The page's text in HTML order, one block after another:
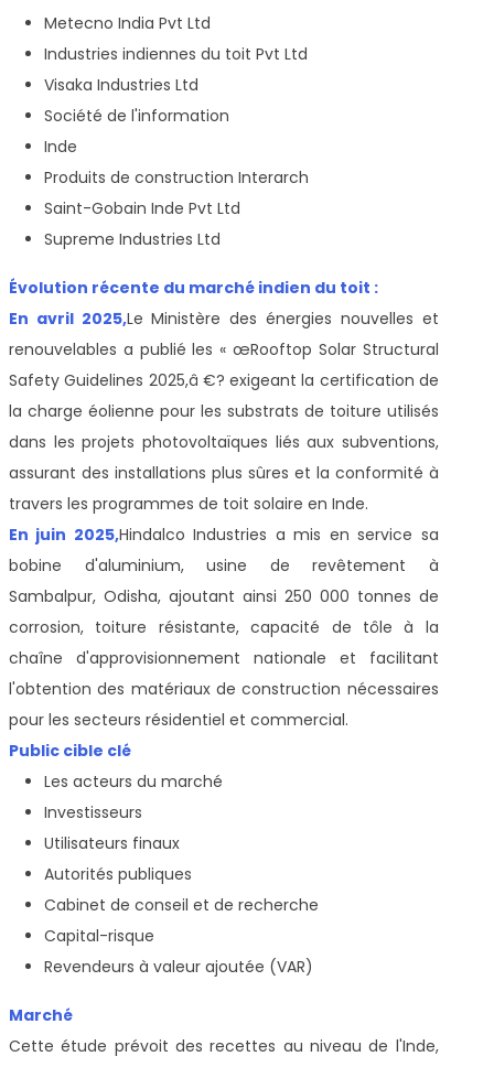
Metecno India Pvt Ltd
Industries indiennes du toit Pvt Ltd
Visaka Industries Ltd
Société de l'information
Inde
Produits de construction Interarch
Saint-Gobain Inde Pvt Ltd
Supreme Industries Ltd
Évolution récente du marché indien du toit :
En avril 2025,Le Ministère des énergies nouvelles et
renouvelables a publié les « œRooftop Solar Structural
Safety Guidelines 2025,â €? exigeant la certification de
la charge éolienne pour les substrats de toiture utilisés
dans les projets photovoltaïques liés aux subventions,
assurant des installations plus sûres et la conformité à
travers les programmes de toit solaire en Inde.
En juin 2025,Hindalco Industries a mis en service sa
bobine d'aluminium, usine de revêtement à
Sambalpur, Odisha, ajoutant ainsi 250 000 tonnes de
corrosion, toiture résistante, capacité de tôle à la
chaîne d'approvisionnement nationale et facilitant
l'obtention des matériaux de construction nécessaires
pour les secteurs résidentiel et commercial.
Public cible clé
Les acteurs du marché
Investisseurs
Utilisateurs finaux
Autorités publiques
Cabinet de conseil et de recherche
Capital-risque
Revendeurs à valeur ajoutée (VAR)
Marché
Cette étude prévoit des recettes au niveau de l'Inde,